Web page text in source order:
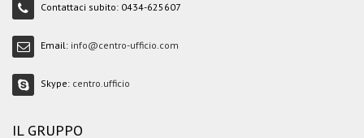
Contattaci subito: 0434-625607
Email: info@centro-ufficio.com
Skype: centro.ufficio
IL GRUPPO